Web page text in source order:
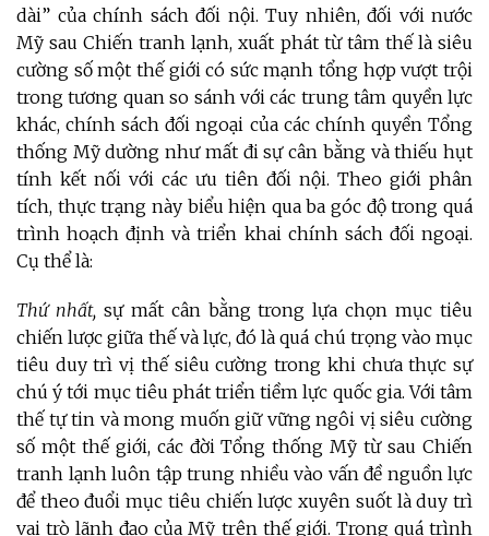
dài” của chính sách đối nội. Tuy nhiên, đối với nước
Mỹ sau Chiến tranh lạnh, xuất phát từ tâm thế là siêu
cường số một thế giới có sức mạnh tổng hợp vượt trội
trong tương quan so sánh với các trung tâm quyền lực
khác, chính sách đối ngoại của các chính quyền Tổng
thống Mỹ dường như mất đi sự cân bằng và thiếu hụt
tính kết nối với các ưu tiên đối nội. Theo giới phân
tích, thực trạng này biểu hiện qua ba góc độ trong quá
trình hoạch định và triển khai chính sách đối ngoại.
Cụ thể là:
Thứ nhất, sự mất cân bằng trong lựa chọn mục tiêu
chiến lược giữa thế và lực, đó là quá chú trọng vào mục
tiêu duy trì vị thế siêu cường trong khi chưa thực sự
chú ý tới mục tiêu phát triển tiềm lực quốc gia. Với tâm
thế tự tin và mong muốn giữ vững ngôi vị siêu cường
số một thế giới, các đời Tổng thống Mỹ từ sau Chiến
tranh lạnh luôn tập trung nhiều vào vấn đề nguồn lực
để theo đuổi mục tiêu chiến lược xuyên suốt là duy trì
vai trò lãnh đạo của Mỹ trên thế giới. Trong quá trình